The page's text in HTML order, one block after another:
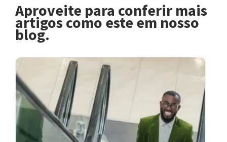
Aproveite para conferir mais
artigos como este em nosso
blog.